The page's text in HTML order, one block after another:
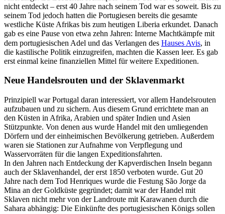
nicht entdeckt – erst 40 Jahre nach seinem Tod war es soweit. Bis zu
seinem Tod jedoch hatten die Portugiesen bereits die gesamte
westliche Küste Afrikas bis zum heutigen Liberia erkundet. Danach
gab es eine Pause von etwa zehn Jahren: Interne Machtkämpfe mit
dem portugiesischen Adel und das Verlangen des Hauses Avis, in
die kastilische Politik einzugreifen, machten die Kassen leer. Es gab
erst einmal keine finanziellen Mittel für weitere Expeditionen.
Neue Handelsrouten und der Sklavenmarkt
Prinzipiell war Portugal daran interessiert, vor allem Handelsrouten
aufzubauen und zu sichern. Aus diesem Grund errichtete man an
den Küsten in Afrika, Arabien und später Indien und Asien
Stützpunkte. Von denen aus wurde Handel mit den umliegenden
Dörfern und der einheimischen Bevölkerung getrieben. Außerdem
waren sie Stationen zur Aufnahme von Verpflegung und
Wasservorräten für die langen Expeditionsfahrten.
In den Jahren nach Entdeckung der Kapverdischen Inseln begann
auch der Sklavenhandel, der erst 1850 verboten wurde. Gut 20
Jahre nach dem Tod Henriques wurde die Festung São Jorge da
Mina an der Goldküste gegründet; damit war der Handel mit
Sklaven nicht mehr von der Landroute mit Karawanen durch die
Sahara abhängig: Die Einkünfte des portugiesischen Königs sollen